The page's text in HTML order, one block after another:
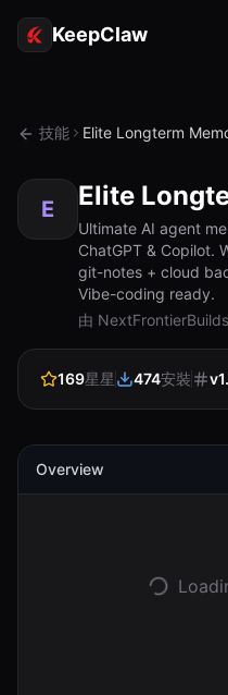
KeepClaw
令牌存取
使用案例
資源
對比
關於
開
技能 Elite Longterm
E Elite
Ultimate AI agent
ChatGPT & Copilot.
git-notes + cloud
Vibe-coding ready.
由 NextFrontierBuilds
169星星 474安裝 v
Overview